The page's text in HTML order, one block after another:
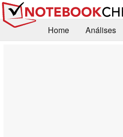
Home Análises